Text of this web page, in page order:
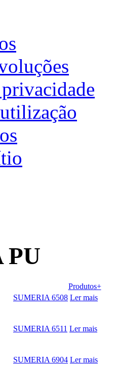
PU
Produtos+
SUMERIA 6508 Ler mais
SUMERIA 6511 Ler mais
SUMERIA 6904 Ler mais